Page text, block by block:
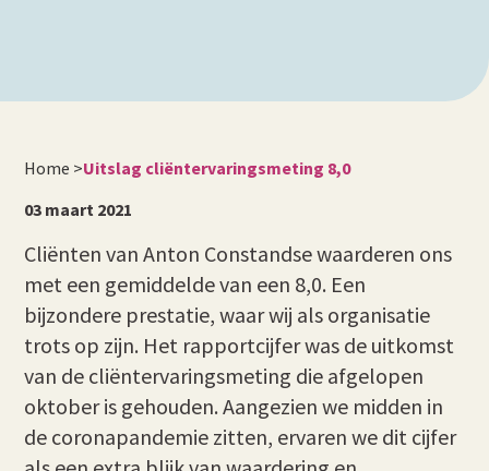
Home >Uitslag cliëntervaringsmeting 8,0
03 maart 2021
Cliënten van Anton Constandse waarderen ons
met een gemiddelde van een 8,0. Een
bijzondere prestatie, waar wij als organisatie
trots op zijn. Het rapportcijfer was de uitkomst
van de cliëntervaringsmeting die afgelopen
oktober is gehouden. Aangezien we midden in
de coronapandemie zitten, ervaren we dit cijfer